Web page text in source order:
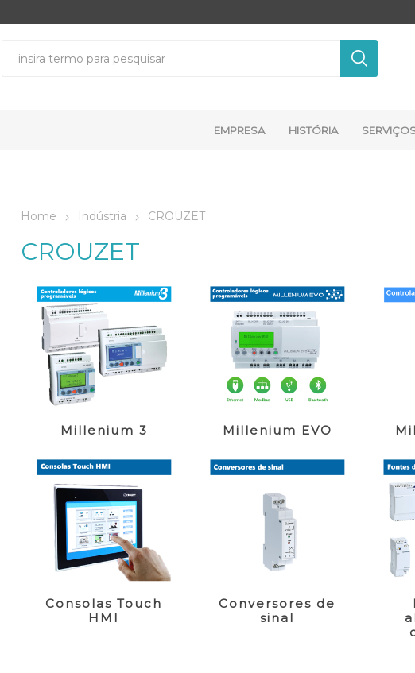
EMPRESA HISTÓRIA
Home Indústria CROUZET
CROUZET
Millenium 3 Millenium EVO
Consolas Touch
HMI
Conversores de
sinal